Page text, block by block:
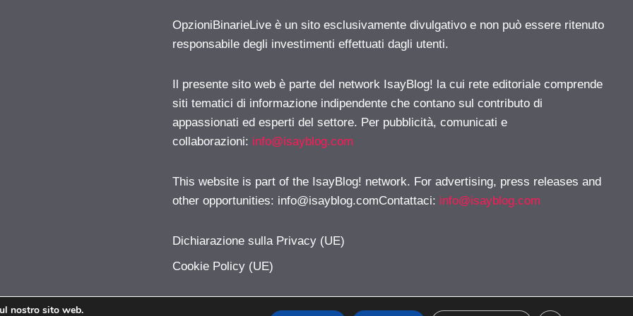
OpzioniBinarieLive è un sito esclusivamente divulgativo e non può essere ritenuto
responsabile degli investimenti effettuati dagli utenti.
Il presente sito web è parte del network IsayBlog! la cui rete editoriale comprende
siti tematici di informazione indipendente che contano sul contributo di
appassionati ed esperti del settore. Per pubblicità, comunicati e
collaborazioni: info@isayblog.com
This website is part of the IsayBlog! network. For advertising, press releases and
other opportunities: info@isayblog.comContattaci: info@isayblog.com
Dichiarazione sulla Privacy (UE)
Cookie Policy (UE)
nostro sito web.